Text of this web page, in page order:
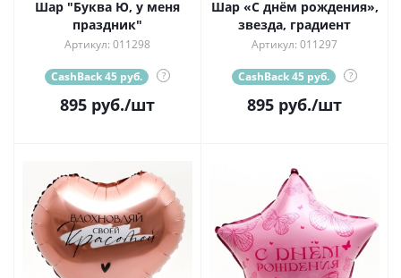
Шар "Буква Ю, у меня
праздник"
Артикул: 011298
CashBack 45 руб. ?
895 руб./шт
Шар «С днём рождения»,
звезда, градиент
Артикул: 011297
CashBack 45 руб. ?
895 руб./шт